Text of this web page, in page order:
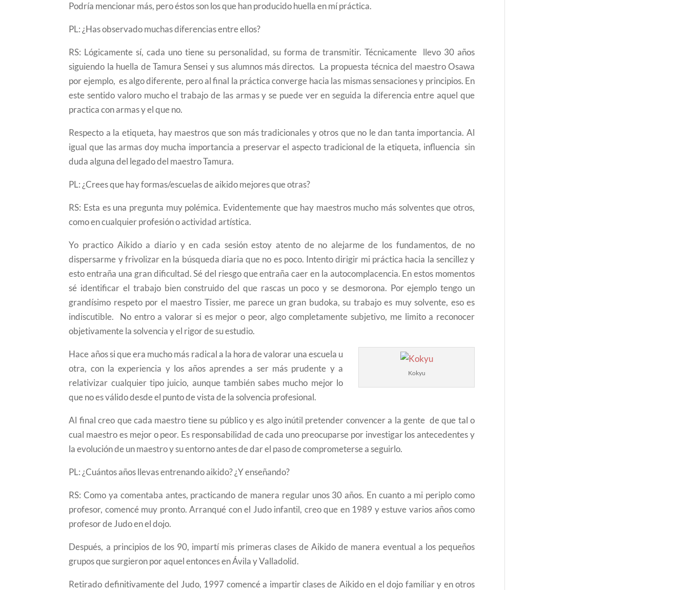
Podría mencionar más, pero éstos son los que han producido huella en mí práctica.
PL: ¿Has observado muchas diferencias entre ellos?
RS: Lógicamente sí, cada uno tiene su personalidad, su forma de transmitir. Técnicamente llevo 30 años
siguiendo la huella de Tamura Sensei y sus alumnos más directos. La propuesta técnica del maestro Osawa
por ejemplo, es algo diferente, pero al final la práctica converge hacia las mismas sensaciones y principios. En
este sentido valoro mucho el trabajo de las armas y se puede veren seguida la diferencia entre aquel que
practica con armas y el que no.
Respecto a la etiqueta, hay maestros que son más tradicionales y otros que no le dan tanta importancia. Al
igual que las armas doy mucha importancia a preservar el aspecto tradicional de la etiqueta, influencia sin
duda alguna del legado del maestro Tamura.
PL: ¿Crees que hay formas/escuelas de aikido mejores que otras?
RS: Esta es una pregunta muy polémica. Evidentemente que hay maestros mucho más solventes que otros,
como en cualquier profesión o actividad artística.
Yo practico Aikido a diario y en cada sesión estoy atento de no alejarme de los fundamentos, de no
dispersarme y frivolizar en la búsqueda diaria que no es poco. Intento dirigir mi práctica hacia la sencillez y
esto entraña una gran dificultad. Sé del riesgo que entraña caer en la autocomplacencia. En estos momentos
sé identificar el trabajo bien construido del que rascas un poco y se desmorona. Por ejemplo tengo un
grandísimo respeto por el maestro Tissier, me parece un gran budoka, su trabajo es muy solvente, eso es
indiscutible. No entro a valorar si es mejor o peor, algo completamente subjetivo, me limito a reconocer
objetivamente la solvencia y el rigor de su estudio.
Kokyu
Hace años si que era mucho más radical a la hora de valorar una escuela u
otra, con la experiencia y los años aprendes a ser más prudente y a
relativizar cualquier tipo juicio, aunque también sabes mucho mejor lo
que no es válido desde el punto de vista de la solvencia profesional.
Al final creo que cada maestro tiene su público y es algo inútil pretender convencer a la gente de que tal o
cual maestro es mejor o peor. Es responsabilidad de cada uno preocuparse por investigar los antecedentes y
la evolución de un maestro y su entorno antes de dar el paso de comprometerse a seguirlo.
PL: ¿Cuántos años llevas entrenando aikido? ¿Y enseñando?
RS: Como ya comentaba antes, practicando de manera regular unos 30 años. En cuanto a mi periplo como
profesor, comencé muy pronto. Arranqué con el Judo infantil, creo que en 1989 y estuve varios años como
profesor de Judo en el dojo.
Después, a principios de los 90, impartí mis primeras clases de Aikido de manera eventual a los pequeños
grupos que surgieron por aquel entonces en Ávila y Valladolid.
Retirado definitivamente del Judo, 1997 comencé a impartir clases de Aikido en el dojo familiar y en otros